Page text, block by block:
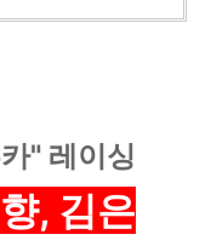
" 레이싱
, 김은